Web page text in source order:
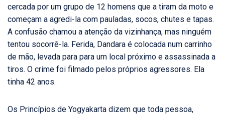
cercada por um grupo de 12 homens que a tiram da moto e
começam a agredi-la com pauladas, socos, chutes e tapas.
A confusão chamou a atenção da vizinhança, mas ninguém
tentou socorrê-la. Ferida, Dandara é colocada num carrinho
de mão, levada para para um local próximo e assassinada a
tiros. O crime foi filmado pelos próprios agressores. Ela
tinha 42 anos.
Os Princípios de Yogyakarta dizem que toda pessoa,